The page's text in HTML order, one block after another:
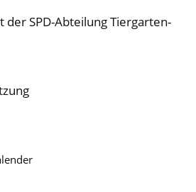
der SPD-Abteilung Tiergarten-